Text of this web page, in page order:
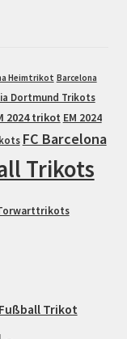
Heimtrikot Barcelona
Dortmund Trikots
2024 trikot EM 2024
FC Barcelona
Trikots
Fußball Trikot